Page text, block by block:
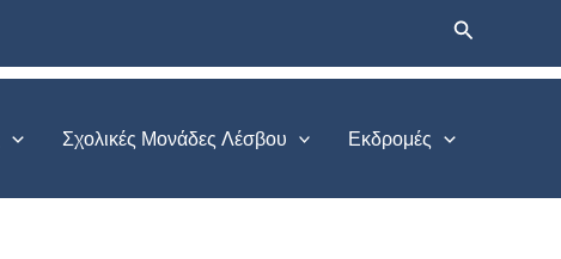
Αναζήτηση
Σχολικές Μονάδες Λέσβου Εκδρομές